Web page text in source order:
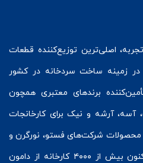
با ۱۳ سال تجربه، اصلی‌ترین توزیع‌کننده قطعات
زمینه ساخت سردخانه در کشور
برندهای معتبری همچون
آسه، آرشه و نیک برای کارخانجات
محصولات شرکت‌های فستو، نورگرن و
را توزیع می‌کنیم. تاکنون بیش از ۴۰۰۰ کارخانه از دامون